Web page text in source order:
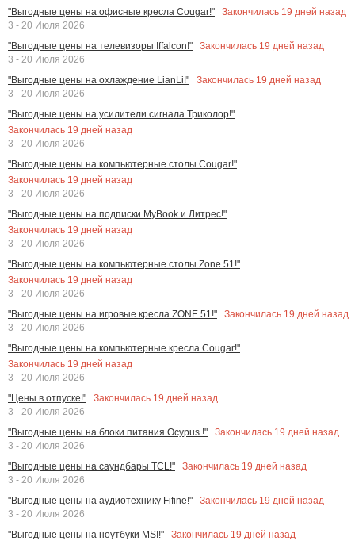
"Выгодные цены на офисные кресла Cougar!" Закончилась 19 дней назад
3 - 20 Июля 2026
"Выгодные цены на телевизоры Iffalcon!"
Закончилась 19 дней назад
3 - 20 Июля 2026
"Выгодные цены на охлаждение LianLi!"
Закончилась 19 дней назад
3 - 20 Июля 2026
"Выгодные цены на усилители сигнала Триколор!"
Закончилась 19 дней назад
3 - 20 Июля 2026
"Выгодные цены на компьютерные столы Cougar!"
Закончилась 19 дней назад
3 - 20 Июля 2026
"Выгодные цены на подписки MyBook и Литрес!"
Закончилась 19 дней назад
3 - 20 Июля 2026
"Выгодные цены на компьютерные столы Zone 51!"
Закончилась 19 дней назад
3 - 20 Июля 2026
"Выгодные цены на игровые кресла ZONE 51!"
Закончилась 19 дней назад
3 - 20 Июля 2026
"Выгодные цены на компьютерные кресла Cougar!"
Закончилась 19 дней назад
3 - 20 Июля 2026
"Цены в отпуске!"
Закончилась 19 дней назад
3 - 20 Июля 2026
"Выгодные цены на блоки питания Ocypus !"
Закончилась 19 дней назад
3 - 20 Июля 2026
"Выгодные цены на саундбары TCL!"
Закончилась 19 дней назад
3 - 20 Июля 2026
"Выгодные цены на аудиотехнику Fifine!"
Закончилась 19 дней назад
3 - 20 Июля 2026
"Выгодные цены на ноутбуки MSI!"
Закончилась 19 дней назад